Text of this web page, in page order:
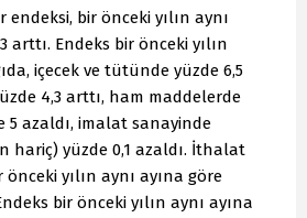
bir önceki yılın aynı
arttı. Endeks bir önceki yılın
içecek ve tütünde yüzde 6,5
4,3 arttı, ham maddelerde
5 azaldı, imalat sanayinde
hariç) yüzde 0,1 azaldı. İthalat
yılın aynı ayına göre
bir önceki yılın aynı ayına